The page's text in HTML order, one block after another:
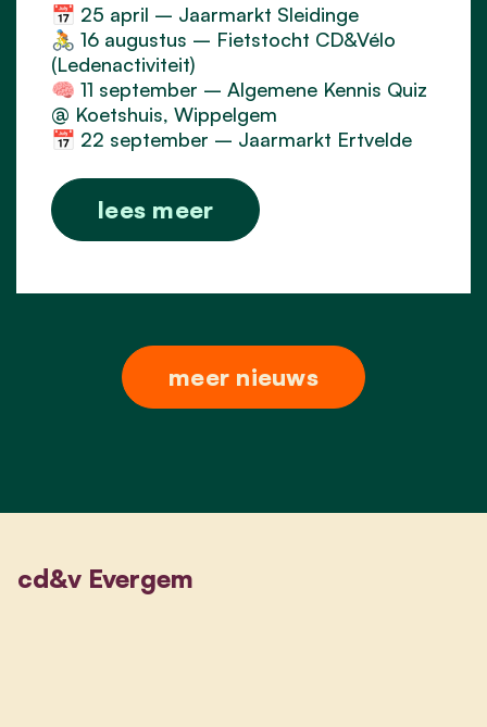
📅 25 april – Jaarmarkt Sleidinge
🚴 16 augustus – Fietstocht CD&Vélo
(Ledenactiviteit)
🧠 11 september – Algemene Kennis Quiz
@ Koetshuis, Wippelgem
📅 22 september – Jaarmarkt Ertvelde
lees meer
meer nieuws
cd&v Evergem